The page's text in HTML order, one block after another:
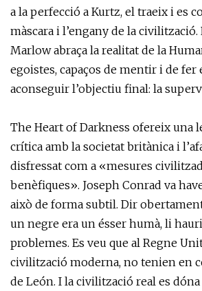
a la perfecció a Kurtz, el traeix i es
màscara i l’engany de la
Marlow abraça la realitat de la
egoistes, capaços de mentir i de fer
aconseguir l’objectiu final: la
The Heart of Darkness ofereix una
crítica amb la societat britànica i
disfressat com a «mesures
benèfiques». Joseph Conrad va
això de forma subtil. Dir
un negre era un ésser humà, li
problemes. Es veu que al Regne
civilització moderna, no tenien en
de León. I la civilització real es